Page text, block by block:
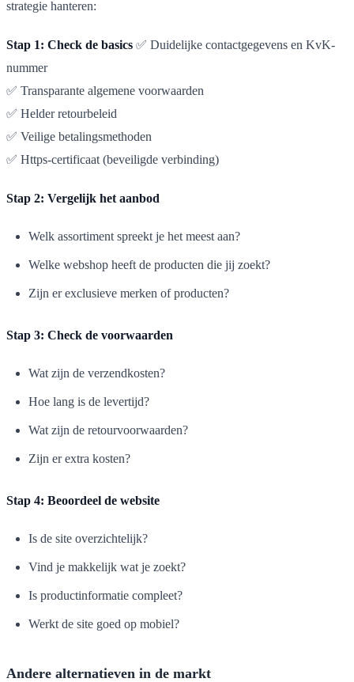
strategie hanteren:
Stap 1: Check de basics ✅ Duidelijke contactgegevens en KvK-
nummer
✅ Transparante algemene voorwaarden
✅ Helder retourbeleid
✅ Veilige betalingsmethoden
✅ Https-certificaat (beveiligde verbinding)
Stap 2: Vergelijk het aanbod
Welk assortiment spreekt je het meest aan?
Welke webshop heeft de producten die jij zoekt?
Zijn er exclusieve merken of producten?
Stap 3: Check de voorwaarden
Wat zijn de verzendkosten?
Hoe lang is de levertijd?
Wat zijn de retourvoorwaarden?
Zijn er extra kosten?
Stap 4: Beoordeel de website
Is de site overzichtelijk?
Vind je makkelijk wat je zoekt?
Is productinformatie compleet?
Werkt de site goed op mobiel?
Andere alternatieven in de markt